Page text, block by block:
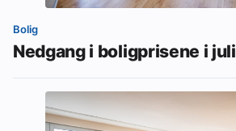
Bolig
Nedgang i boligprisene i juli